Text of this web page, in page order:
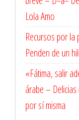
Lola Amo
Recursos por la
Penden de un
«Fátima, salir
árabe –
por sí misma